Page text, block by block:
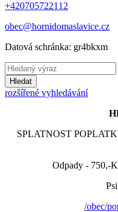
+420705722112
obec@hornidomaslavice.cz
Datová schránka: gr4bkxm
Hledat
rozšířené vyhledávání
SPLATNOST
Odpady - 750,-
/obec/